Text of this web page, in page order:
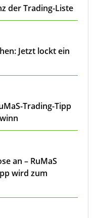
der Trading-Liste
Jetzt lockt ein
Trading-Tipp
an – RuMaS
wird zum